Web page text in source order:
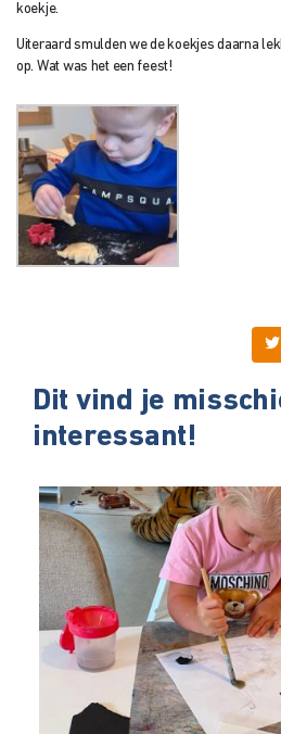
koekje.
Uiteraard smulden we de koekjes daarna
op. Wat was het een feest!
Dit vind je
interessant!